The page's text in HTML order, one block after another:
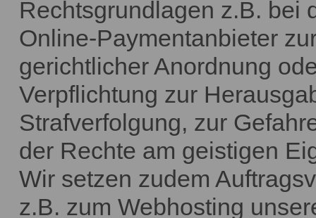
Rechtsgrundlagen z.B. bei
Online-Paymentanbieter
gerichtlicher Anordnung
Verpflichtung zur
Strafverfolgung, zur
der Rechte am geistigen
Wir setzen zudem
z.B. zum Webhosting